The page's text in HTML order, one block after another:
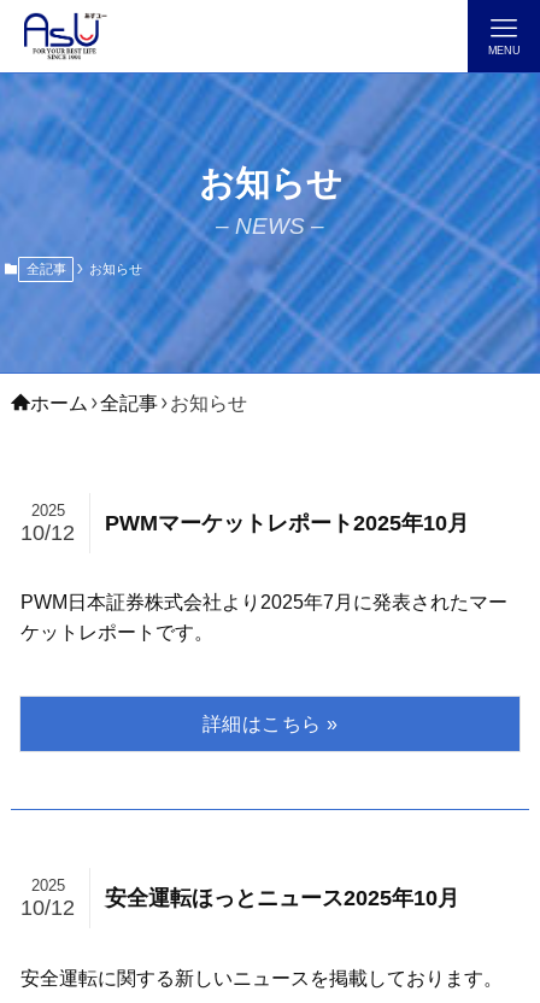
MENU
お知らせ
– NEWS –
全記事 お知らせ
ホーム 全記事 お知らせ
PWMマーケットレポート2025年10月
2025
10/12
PWM日本証券株式会社より2025年7月に発表されたマー
ケットレポートです。
安全運転ほっとニュース2025年10月
2025
10/12
安全運転に関する新しいニュースを掲載しております。